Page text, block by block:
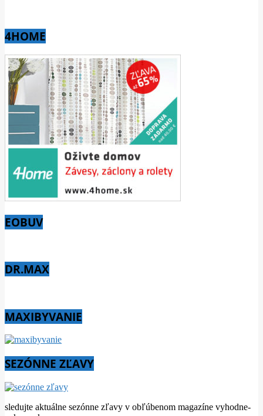
4HOME
EOBUV
DR.MAX
MAXIBYVANIE
SEZÓNNE ZĽAVY
sledujte aktuálne sezónne zľavy v obľúbenom magazíne vyhodne-